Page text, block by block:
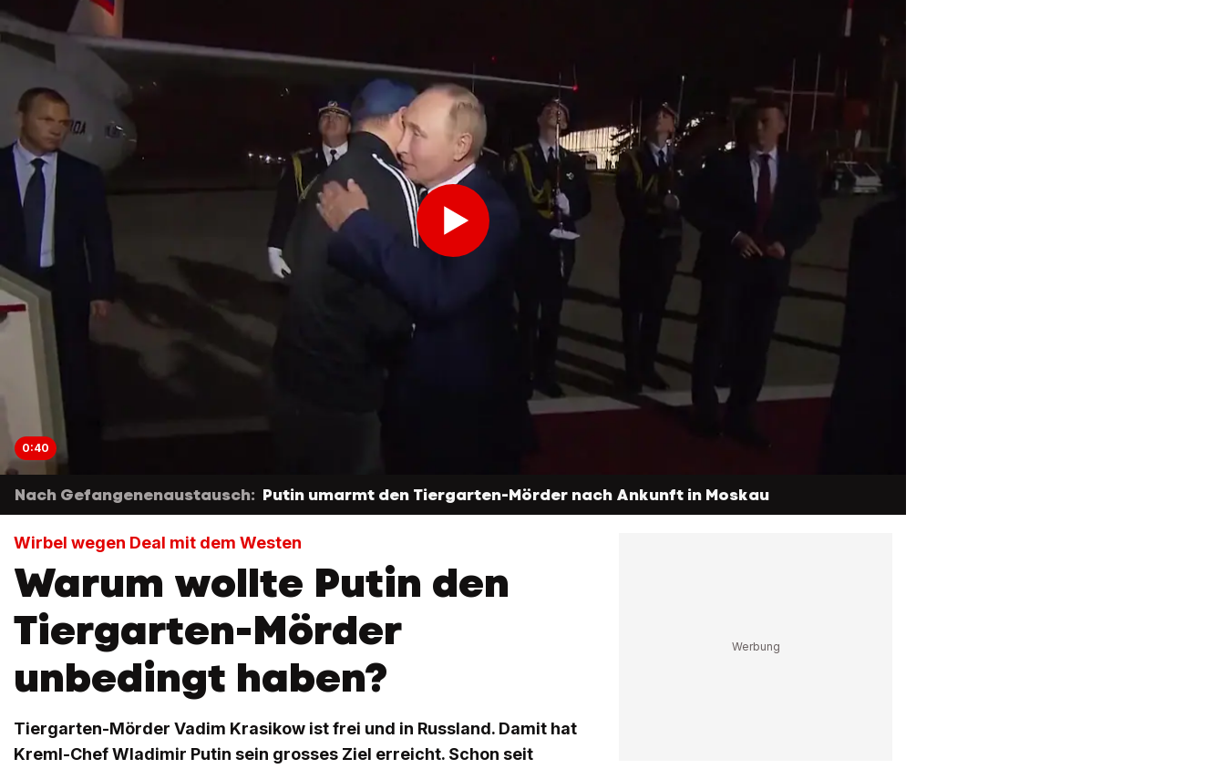
0:40
Nach Gefangenenaustausch: Putin umarmt den Tiergarten-Mörder nach Ankunft in Moskau
Wirbel wegen Deal mit dem Westen
Warum wollte Putin den
Tiergarten-Mörder
unbedingt haben?
Tiergarten-Mörder Vadim Krasikow ist frei und in Russland. Damit hat
Kreml-Chef Wladimir Putin sein grosses Ziel erreicht. Schon seit